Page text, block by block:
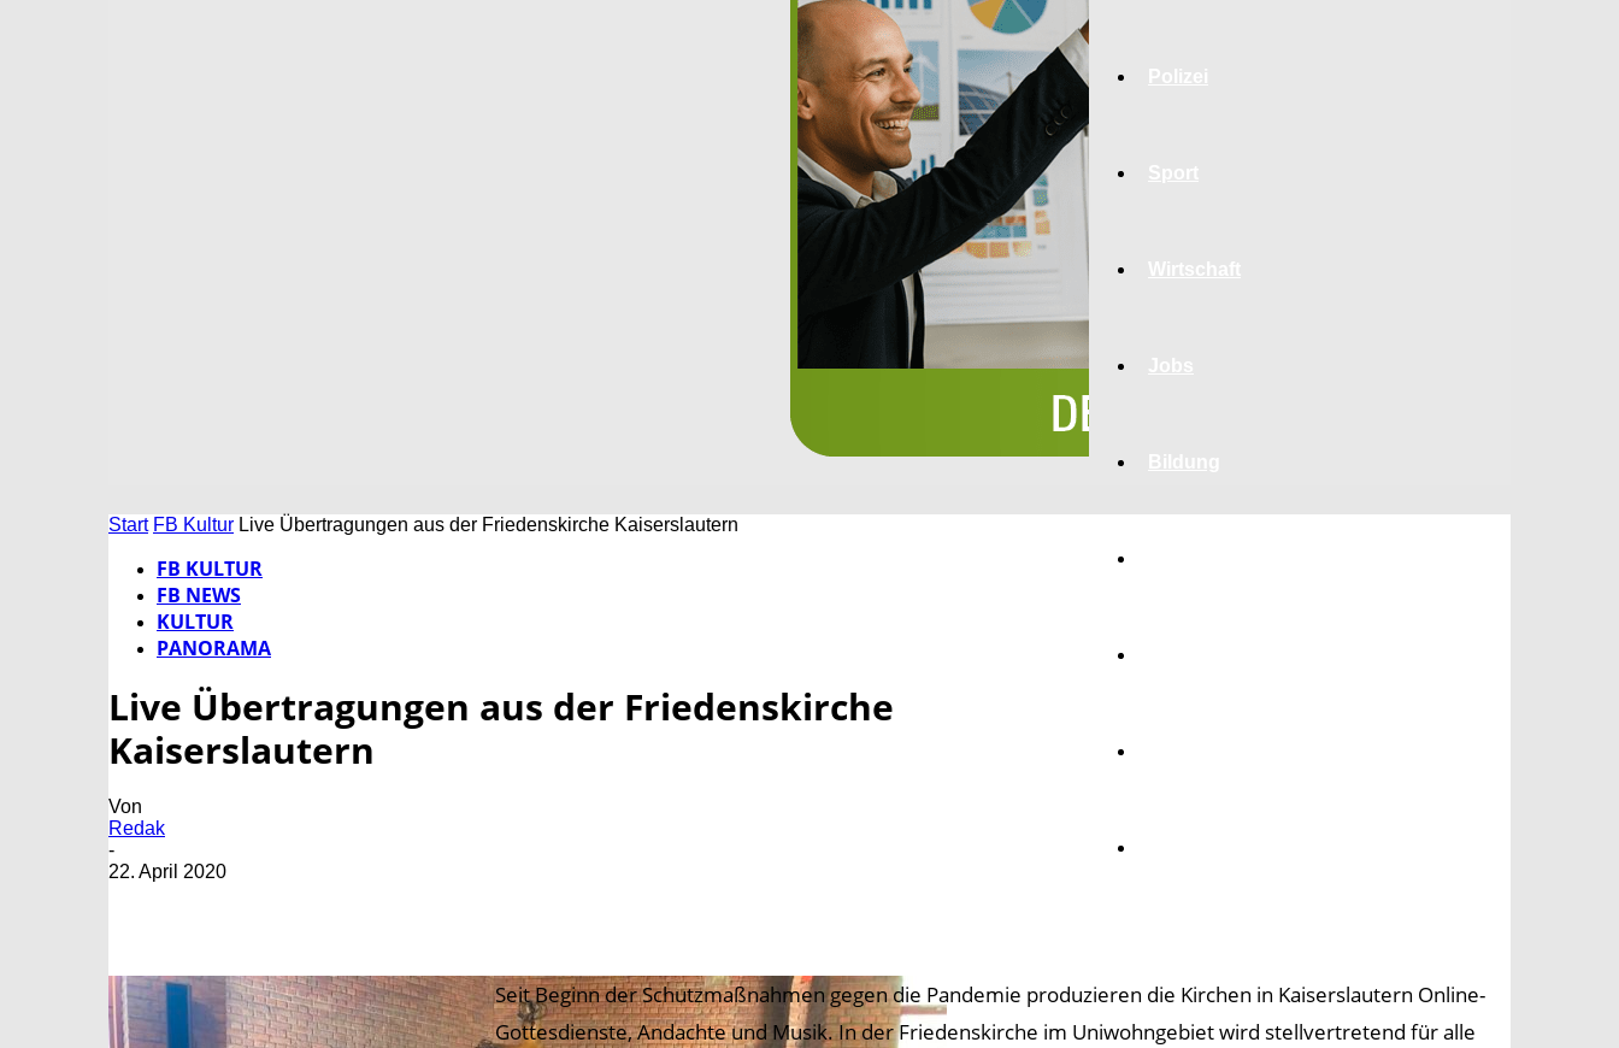
Start FB Kultur Live Übertragungen aus der Friedenskirche Kaiserslautern
FB KULTUR
FB NEWS
KULTUR
PANORAMA
Live Übertragungen aus der Friedenskirche
Kaiserslautern
Von
Redak
-
22. April 2020
Seit Beginn der Schutzmaßnahmen gegen die Pandemie produzieren die Kirchen in Kaiserslautern Online-
Gottesdienste, Andachte und Musik. In der Friedenskirche im Uniwohngebiet wird stellvertretend für alle